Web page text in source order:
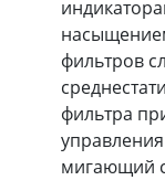
фильтров
фильтра
мигающий